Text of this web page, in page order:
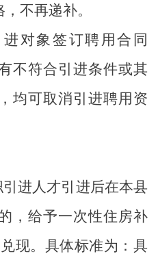
不再递补。
对象签订聘用合同
不符合引进条件或其
均可取消引进聘用资
引进人才引进后在本县
，给予一次性住房补
现。具体标准为：具